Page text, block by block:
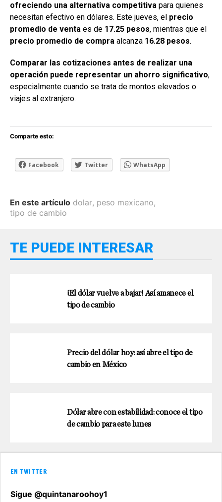
ofreciendo una alternativa competitiva para quienes
necesitan efectivo en dólares. Este jueves, el precio
promedio de venta es de 17.25 pesos, mientras que el
precio promedio de compra alcanza 16.28 pesos.
Comparar las cotizaciones antes de realizar una
operación puede representar un ahorro significativo,
especialmente cuando se trata de montos elevados o
viajes al extranjero.
Comparte esto:
Facebook Twitter WhatsApp
En este artículo dolar, peso mexicano,
tipo de cambio
TE PUEDE INTERESAR
¡El dólar vuelve a bajar! Así amanece el
tipo de cambio
Precio del dólar hoy: así abre el tipo de
cambio en México
Dólar abre con estabilidad: conoce el tipo
de cambio para este lunes
EN TWITTER
Sigue @quintanaroohoy1